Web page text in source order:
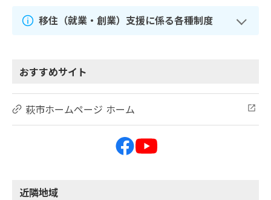
移住（就業・創業）支援に係る各種制度
おすすめサイト
萩市ホームページ ホーム
近隣地域